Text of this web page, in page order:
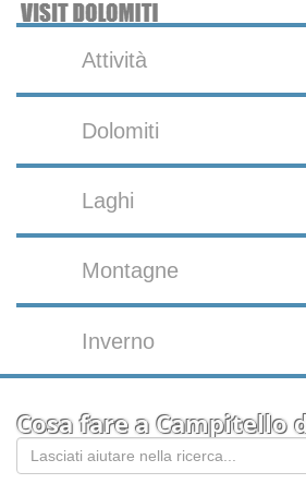
Attività
Dolomiti
Laghi
Montagne
Inverno
Cosa fare a Campitello